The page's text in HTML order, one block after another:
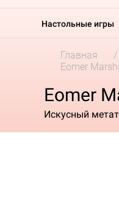
Настольные игры
Главная
Eomer
Eomer
Искусный